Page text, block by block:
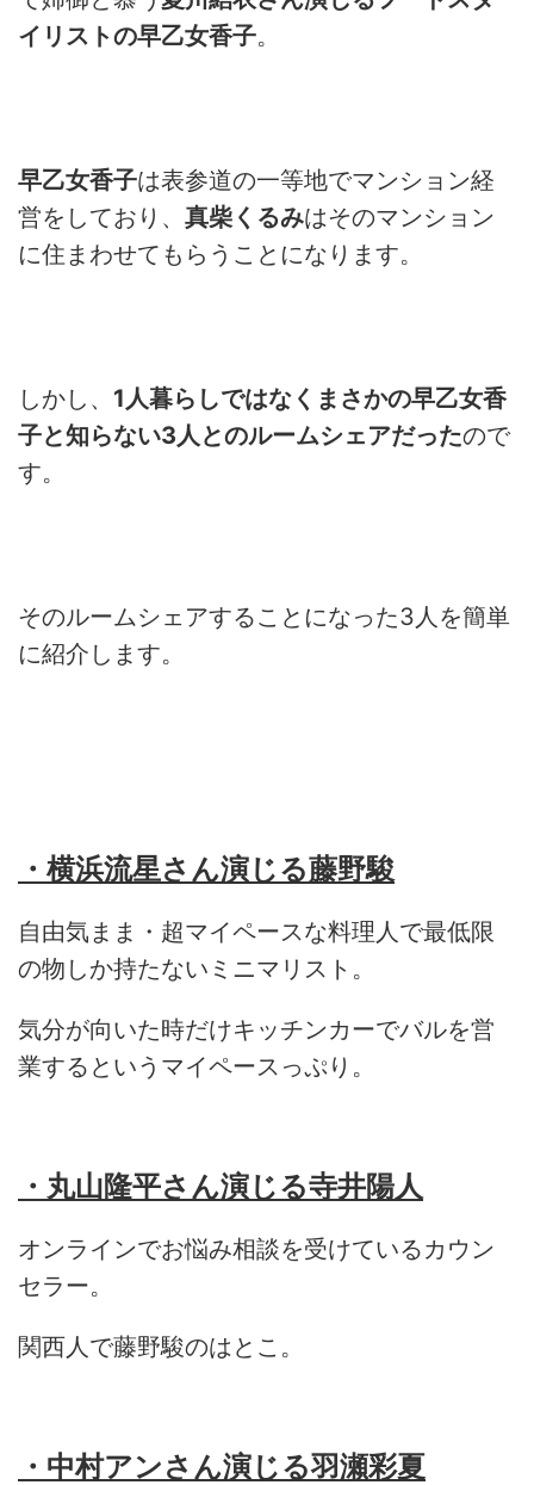
イリストの早乙女香子。
早乙女香子は表参道の一等地でマンション経
営をしており、 真柴くるみはそのマンション
に住まわせてもらうことになります。
しかし、 1人暮らしではなくまさかの早乙女香
子と知らない3人とのルームシェアだったので
す。
そのルームシェアすることになった3人を簡単
に紹介します。
・横浜流星さん演じる藤野駿
自由気まま・超マイペースな料理人で最低限
の物しか持たないミニマリスト。
気分が向いた時だけキッチンカーでバルを営
業するというマイペースっぷり。
・丸山隆平さん演じる寺井陽人
オンラインでお悩み相談を受けているカウン
セラー。
関西人で藤野駿のはとこ。
・中村アンさん演じる羽瀬彩夏